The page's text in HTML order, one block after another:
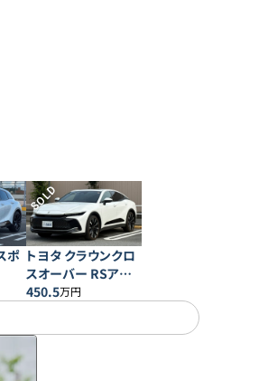
ポ
SOLD
トヨタ クラウンクロ
スオーバー RSアド
バンスド
450.5万円